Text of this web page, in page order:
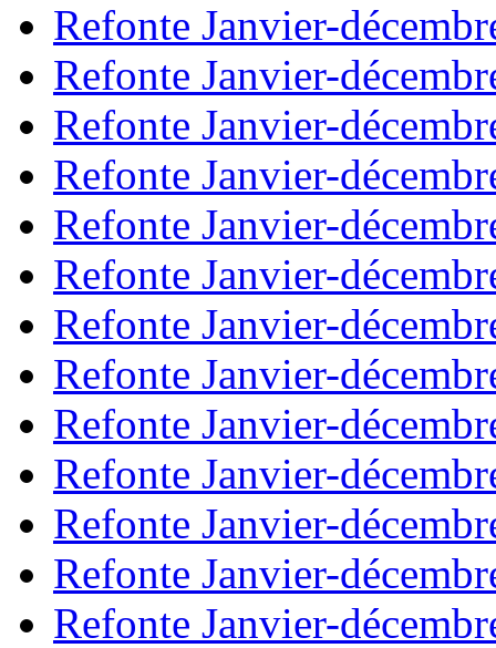
Refonte Janvier-
Refonte Janvier-
Refonte Janvier-
Refonte Janvier-
Refonte Janvier-
Refonte Janvier-
Refonte Janvier-
Refonte Janvier-
Refonte Janvier-
Refonte Janvier-
Refonte Janvier-
Refonte Janvier-
Refonte Janvier-